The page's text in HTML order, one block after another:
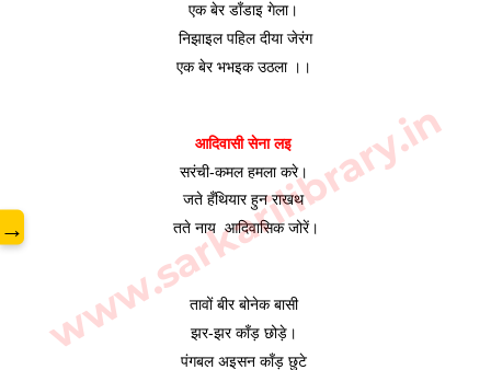
एक बेर डाँडाइ गेला।
निझाइल पहिल दीया जेरंग
एक बेर भभइक उठला ।।
आदिवासी सेना लइ
सरंची-कमल हमला करे।
जते हँथियार हुन राखथ
तते नाय  आदिवासिक जोरें।
तावों बीर बोनेक बासी
झर-झर काँड़ छोड़े।
पंगबल अइसन काँड़ छुटे
www.sarkarilibrary.in
→